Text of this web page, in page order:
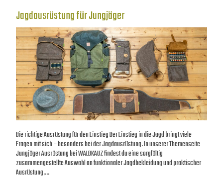
Jagdausrüstung für Jungjäger
Die richtige Ausrüstung für den Einstieg Der Einstieg in die Jagd bringt viele
Fragen mit sich – besonders bei der Jagdausrüstung. In unserer Themenseite
Jungjäger Ausrüstung bei WALDKAUZ findest du eine sorgfältig
zusammengestellte Auswahl an funktionaler Jagdbekleidung und praktischer
Ausrüstung,…